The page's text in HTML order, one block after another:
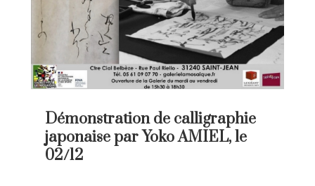
Démonstration de calligraphie
japonaise par Yoko AMIEL, le
02/12